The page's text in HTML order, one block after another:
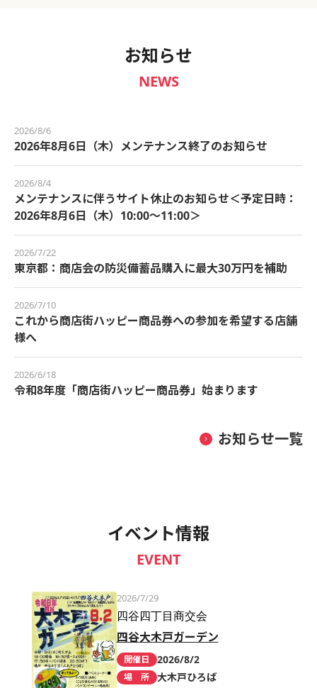
お知らせ
NEWS
2026/8/6
2026年8月6日（木）メンテナンス終了のお知らせ
2026/8/4
メンテナンスに伴うサイト休止のお知らせ＜予定日時：
2026年8月6日（木）10:00～11:00＞
2026/7/22
東京都：商店会の防災備蓄品購入に最大30万円を補助
2026/7/10
これから商店街ハッピー商品券への参加を希望する店舗
様へ
2026/6/18
令和8年度「商店街ハッピー商品券」始まります
お知らせ一覧
イベント情報
EVENT
2026/7/29
四谷四丁目商交会
四谷大木戸ガーデン
開催日 2026/8/2
場 所 大木戸ひろば